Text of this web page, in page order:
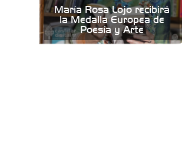
María Rosa Lojo recibirá
la Medalla Europea de
Poesía y Arte